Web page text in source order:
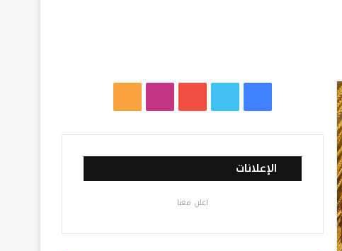
س
ب
ك
ي
ت
ت
ي
و
ب
س
ت
ر
خ
ص
ل
الإعلانات
اعلن معنا